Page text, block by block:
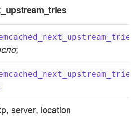
;
server, location